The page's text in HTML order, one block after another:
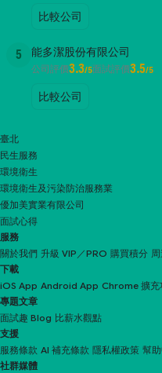
比較公司
5 能多潔股份有限公司
公司評價3.3/5面試評價3.5/5
比較公司
臺北
民生服務
環境衛生
環境衛生及污染防治服務業
優加美實業有限公司
面試心得
服務
關於我們 升級 VIP／PRO 購買積分
下載
iOS App Android App Chrome 擴充
專題文章
面試趣 Blog 比薪水觀點
支援
服務條款 AI 補充條款 隱私權政策 幫
社群媒體